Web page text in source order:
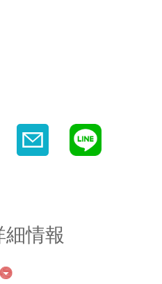
細情報